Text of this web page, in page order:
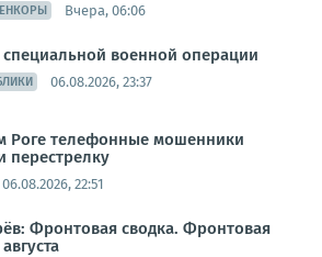
Вчера, 06:06
военной операции
06.08.2026, 23:37
Роге телефонные мошенники
перестрелку
06.08.2026, 22:51
Фронтовая сводка. Фронтовая